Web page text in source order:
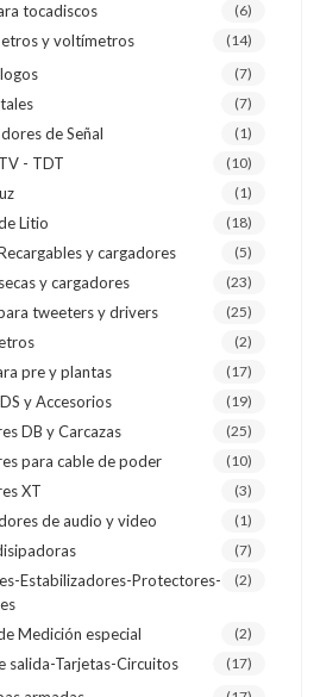
tocadiscos (6)
y voltímetros (14)
(7)
(7)
de Señal (1)
- TDT (10)
(1)
Litio (18)
y cargadores (5)
y cargadores (23)
tweeters y drivers (25)
(2)
pre y plantas (17)
y Accesorios (19)
DB y Carcazas (25)
para cable de poder (10)
XT (3)
de audio y video (1)
(7)
Estabilizadores-Protectores-
(2)
Medición especial (2)
salida-Tarjetas-Circuitos (17)